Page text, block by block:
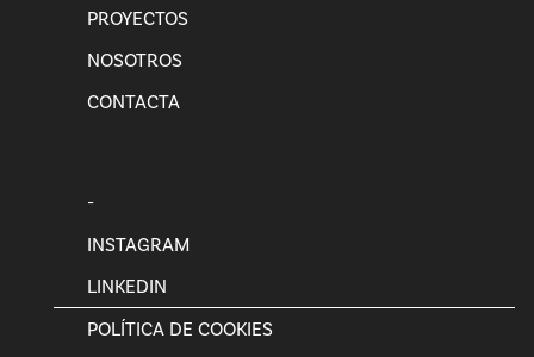
PROYECTOS
NOSOTROS
CONTACTA
POLÍTICA DE COOKIES
-
INSTAGRAM
LINKEDIN